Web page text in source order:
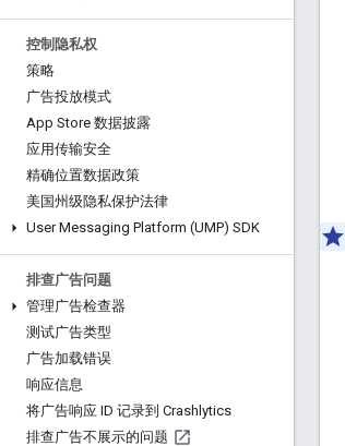
控制隐私权
策略
广告投放模式
App Store 数据披露
应用传输安全
精确位置数据政策
美国州级隐私保护法律
User Messaging Platform (UMP) SDK
排查广告问题
管理广告检查器
测试广告类型
广告加载错误
响应信息
将广告响应 ID 记录到 Crashlytics
排查广告不展示的问题